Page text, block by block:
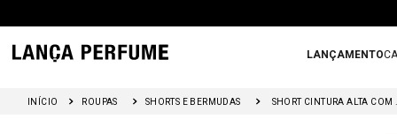
LANÇAMENTO
ROUPAS SHORTS E BERMUDAS SHORT